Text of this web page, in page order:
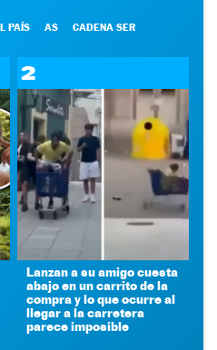
PAÍS AS CADENA SER
2
Lanzan a su amigo cuesta
abajo en un carrito de la
compra y lo que ocurre al
llegar a la carretera
parece imposible